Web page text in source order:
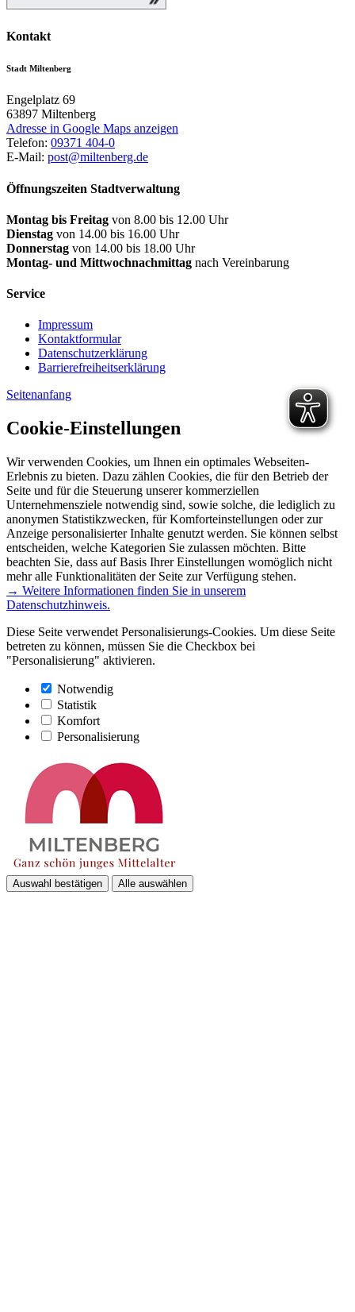
Kontakt
Stadt Miltenberg
Engelplatz 69
63897 Miltenberg
Adresse in Google Maps anzeigen
Telefon: 09371 404-0
E-Mail: post@miltenberg.de
Öffnungszeiten Stadtverwaltung
Montag bis Freitag von 8.00 bis 12.00 Uhr
Dienstag von 14.00 bis 16.00 Uhr
Donnerstag von 14.00 bis 18.00 Uhr
Montag- und Mittwochnachmittag nach Vereinbarung
Service
Impressum
Kontaktformular
Datenschutzerklärung
Barrierefreiheitserklärung
Seitenanfang
Cookie-Einstellungen
Wir verwenden Cookies, um Ihnen ein optimales Webseiten-
Erlebnis zu bieten. Dazu zählen Cookies, die für den Betrieb der
Seite und für die Steuerung unserer kommerziellen
Unternehmensziele notwendig sind, sowie solche, die lediglich zu
anonymen Statistikzwecken, für Komforteinstellungen oder zur
Anzeige personalisierter Inhalte genutzt werden. Sie können selbst
entscheiden, welche Kategorien Sie zulassen möchten. Bitte
beachten Sie, dass auf Basis Ihrer Einstellungen womöglich nicht
mehr alle Funktionalitäten der Seite zur Verfügung stehen.
→ Weitere Informationen finden Sie in unserem
Datenschutzhinweis.
Diese Seite verwendet Personalisierungs-Cookies. Um diese Seite
betreten zu können, müssen Sie die Checkbox bei
"Personalisierung" aktivieren.
Notwendig
Statistik
Komfort
Personalisierung
Auswahl bestätigen Alle auswählen